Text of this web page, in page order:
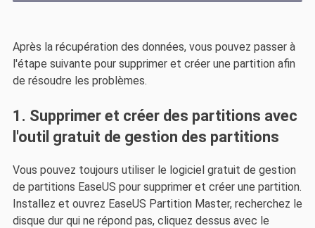
Après la récupération des données, vous pouvez passer à
l'étape suivante pour supprimer et créer une partition afin
de résoudre les problèmes.
1. Supprimer et créer des partitions avec
l'outil gratuit de gestion des partitions
Vous pouvez toujours utiliser le logiciel gratuit de gestion
de partitions EaseUS pour supprimer et créer une partition.
Installez et ouvrez EaseUS Partition Master, recherchez le
disque dur qui ne répond pas, cliquez dessus avec le